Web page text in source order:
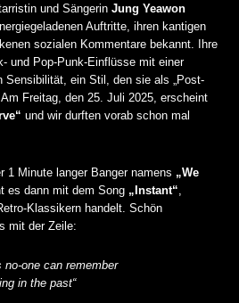
und Sängerin Jung Yeawon
Auftritte, ihren kantigen
sozialen Kommentare bekannt. Ihre
und Pop-Punk-Einflüsse mit einer
Sensibilität, ein Stil, den sie als „Post-
Freitag, den 25. Juli 2025, erscheint
und wir durften vorab schon mal
1 Minute langer Banger namens „We
es dann mit dem Song „Instant“
Klassikern handelt. Schön
mit der Zeile:
no-one can remember
in the past“